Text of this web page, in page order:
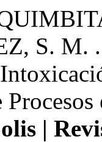
S. M.
|